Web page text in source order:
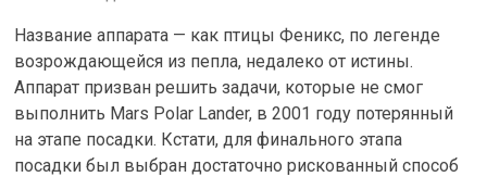
Название аппарата — как птицы Феникс, по легенде
возрождающейся из пепла, недалеко от истины.
Аппарат призван решить задачи, которые не смог
выполнить Mars Polar Lander, в 2001 году потерянный
на этапе посадки. Кстати, для финального этапа
посадки был выбран достаточно рискованный способ